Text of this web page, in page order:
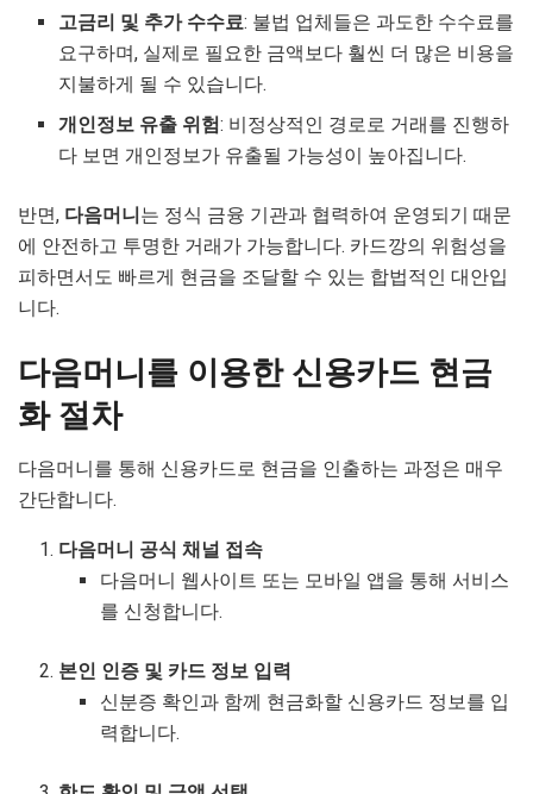
고금리 및 추가 수수료: 불법 업체들은 과도한 수수료를
요구하며, 실제로 필요한 금액보다 훨씬 더 많은 비용을
지불하게 될 수 있습니다.
개인정보 유출 위험: 비정상적인 경로로 거래를 진행하
다 보면 개인정보가 유출될 가능성이 높아집니다.
반면, 다음머니 는 정식 금융 기관과 협력하여 운영되기 때문
에 안전하고 투명한 거래가 가능합니다. 카드깡의 위험성을
피하면서도 빠르게 현금을 조달할 수 있는 합법적인 대안입
니다.
다음머니를 이용한 신용카드 현금
화 절차
다음머니를 통해 신용카드로 현금을 인출하는 과정은 매우
간단합니다.
다음머니 공식 채널 접속
다음머니 웹사이트 또는 모바일 앱을 통해 서비스
를 신청합니다.
본인 인증 및 카드 정보 입력
신분증 확인과 함께 현금화할 신용카드 정보를 입
력합니다.